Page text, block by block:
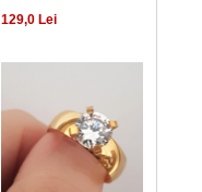
129,0 Lei